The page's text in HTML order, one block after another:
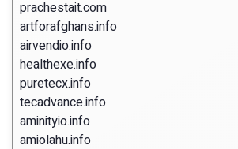
prachestait.com
artforafghans.info
airvendio.info
healthexe.info
puretecx.info
tecadvance.info
aminityio.info
amiolahu.info